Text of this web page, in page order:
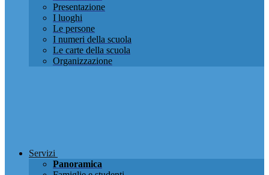
Presentazione
I luoghi
Le persone
I numeri della scuola
Le carte della scuola
Organizzazione
Servizi
Panoramica